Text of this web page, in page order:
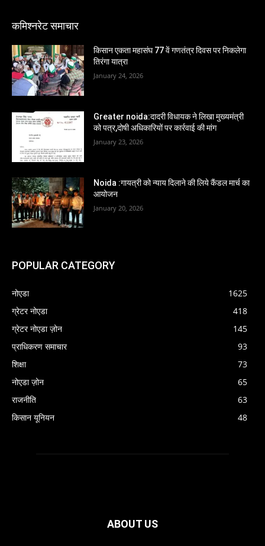
कमिश्नरेट समाचार
किसान एकता महासंघ 77 वें गणतंत्र दिवस पर निकलेगा
तिरंगा यात्रा
January 24, 2026
Greater noida:दादरी विधायक ने लिखा मुख्यमंत्री
को पत्र,दोषी अधिकारियों पर कार्रवाई की मांग
January 23, 2026
Noida :गायत्री को न्याय दिलाने की लिये कैंडल मार्च का
आयोजन
January 20, 2026
POPULAR CATEGORY
नोएडा
1625
ग्रेटर नोएडा
418
ग्रेटर नोएडा ज़ोन
145
प्राधिकरण समाचार
93
शिक्षा
73
नोएडा ज़ोन
65
राजनीति
63
किसान यूनियन
48
ABOUT US